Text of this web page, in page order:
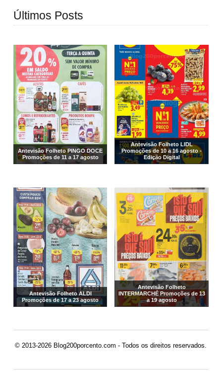
Últimos Posts
Antevisão Folheto PINGO DOCE
Promoções de 11 a 17 agosto
Antevisão Folheto LIDL
Promoções de 10 a 16 agosto -
Edição Digital
Antevisão Folheto ALDI
Promoções de 17 a 23 agosto
Antevisão Folheto
INTERMARCHÉ Promoções de 13
a 19 agosto
© 2013-2026 Blog200porcento.com - Todos os direitos reservados.